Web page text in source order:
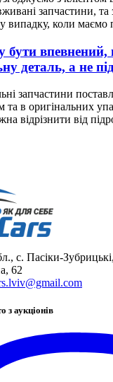
запчастини,
випадку, коли маємо
бути
деталь, а не
запчастини
в оригінальних
відрізнити від
с. Пасіки-Зубрицькі,
62
з аукціонів